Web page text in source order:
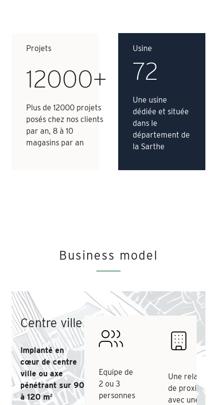
Projets
12000+
Plus de 12000 projets
posés chez nos clients
par an, 8 à 10
magasins par an
Usine
72
Une usine
dédiée et située
dans le
département de
la Sarthe
Business model
Centre ville
Implanté en
cœur de centre
ville ou axe
pénétrant sur 90
à 120 m²
Equipe de
2 ou 3
personnes
Une relation
de proximité
avec une